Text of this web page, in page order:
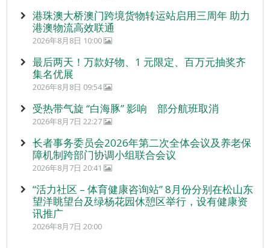
港珠澳大桥澳门跨境货物转运站启用三周年 助力
港澳物流高效联通
2026年8月8日 10:00
最后两天！万款好物、1 元限定、百万元抽奖齐
集名优展
2026年8月8日 09:54
受热带气旋 “白海豚” 影响 部分航班取消
2026年8月7日 22:27
长者事务委员会2026年第二次全体会议及养老保
障机制跨部门协调小组联合会议
2026年8月7日 20:41
“活力社区 – 体育健康咨询站” 8月份分别在松山东
望洋眺望台及绿杨花园休憩区举行，设有健康资
讯推广
2026年8月7日 20:00